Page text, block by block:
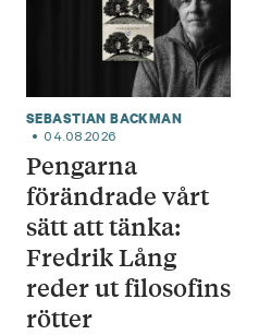
SEBASTIAN BACKMAN
04.08.2026
Pengarna
förändrade vårt
sätt att tänka:
Fredrik Lång
reder ut filosofins
rötter